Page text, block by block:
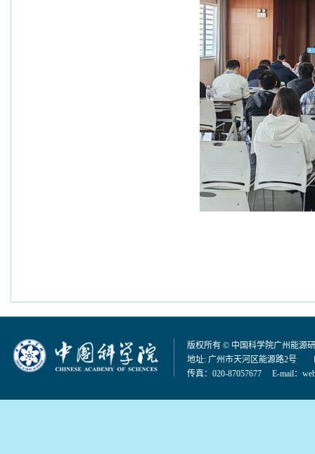
版权所有 © 中国科学院广州能源
地址: 广州市天河区能源路2号
传真：020-87057677 E-mail：